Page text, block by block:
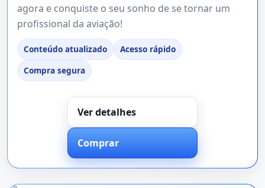
agora e conquiste o seu sonho de se tornar um
profissional da aviação!
Conteúdo atualizado
Acesso rápido
Compra segura
Ver detalhes
Comprar